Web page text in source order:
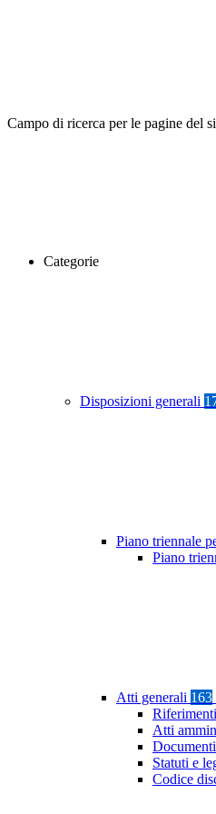
Campo di ricerca per le pagine del
Categorie
Disposizioni generali
Piano triennale
Piano
Atti generali 163
Atti
Statuti e
Codice